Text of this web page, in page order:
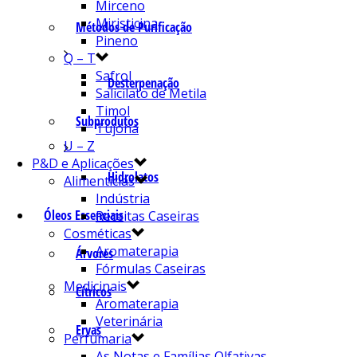
Métodos de Purificação
Desterpenação
Subprodutos
Hidrolatos
Óleos Essenciais
Árvores
Cítricos
Ervas
Mirceno
Miristicina
Pineno
Q – T
Safrol
Salicilato de Metila
Timol
Tujona
U – Z
P&D e Aplicações
Alimentícias
Indústria
Receitas Caseiras
Cosméticas
Aromaterapia
Fórmulas Caseiras
Medicinais
Aromaterapia
Veterinária
Perfumaria